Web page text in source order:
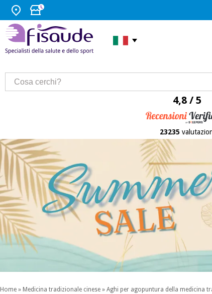
4,8 / 5
23235
Home » Medicina tradizionale cinese » Aghi per agopuntura della medicina